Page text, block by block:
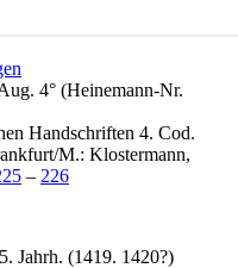
4° (Heinemann-Nr.
Handschriften 4. Cod.
M.: Klostermann,
– 226
(1419. 1420?)